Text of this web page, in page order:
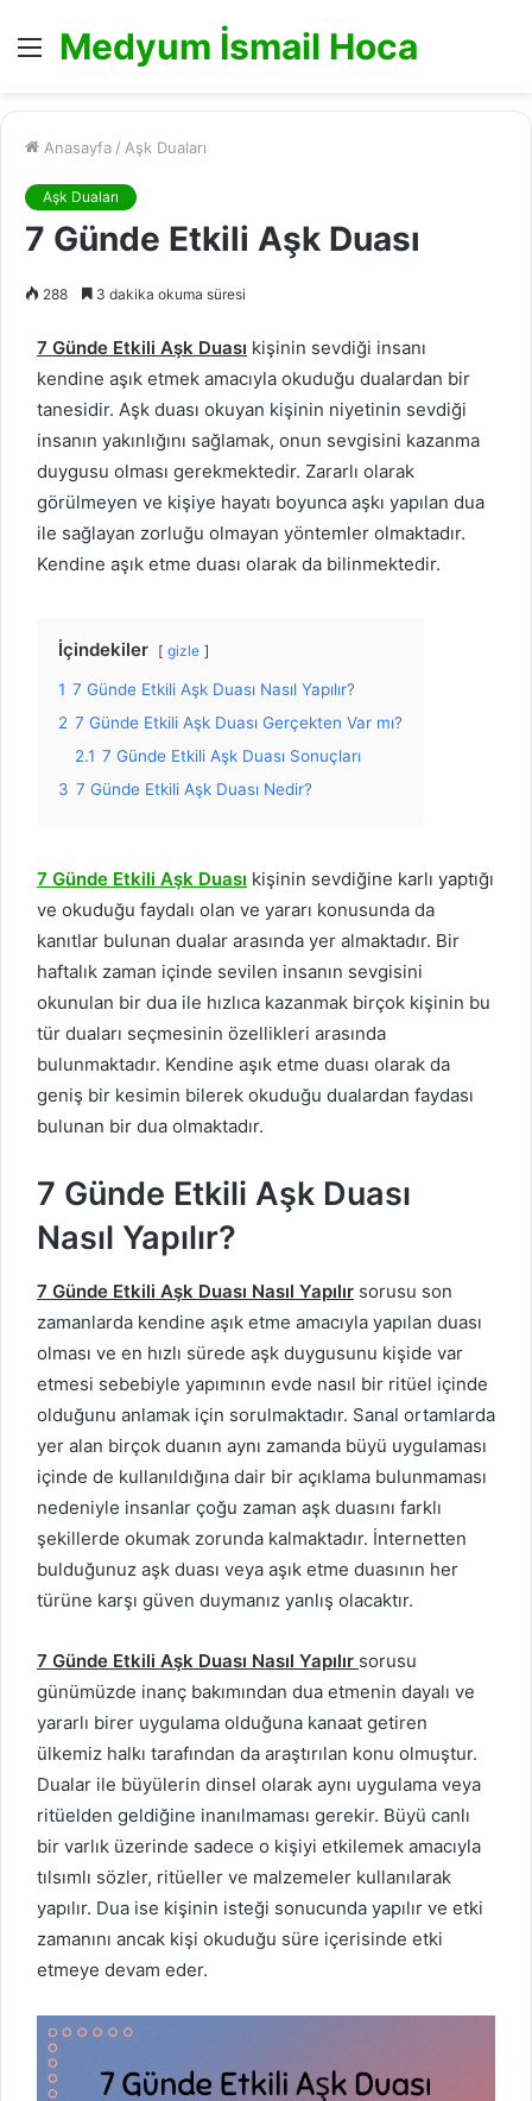
MenüMedyum İsmail Hoca
Anasayfa / Aşk Duaları
Aşk Duaları
7 Günde Etkili Aşk Duası
288 3 dakika okuma süresi
7 Günde Etkili Aşk Duası kişinin sevdiği insanı
kendine aşık etmek amacıyla okuduğu dualardan bir
tanesidir. Aşk duası okuyan kişinin niyetinin sevdiği
insanın yakınlığını sağlamak, onun sevgisini kazanma
duygusu olması gerekmektedir. Zararlı olarak
görülmeyen ve kişiye hayatı boyunca aşkı yapılan dua
ile sağlayan zorluğu olmayan yöntemler olmaktadır.
Kendine aşık etme duası olarak da bilinmektedir.
İçindekiler gizle
1 7 Günde Etkili Aşk Duası Nasıl Yapılır?
2 7 Günde Etkili Aşk Duası Gerçekten Var mı?
2.1 7 Günde Etkili Aşk Duası Sonuçları
3 7 Günde Etkili Aşk Duası Nedir?
7 Günde Etkili Aşk Duası kişinin sevdiğine karlı yaptığı
ve okuduğu faydalı olan ve yararı konusunda da
kanıtlar bulunan dualar arasında yer almaktadır. Bir
haftalık zaman içinde sevilen insanın sevgisini
okunulan bir dua ile hızlıca kazanmak birçok kişinin bu
tür duaları seçmesinin özellikleri arasında
bulunmaktadır. Kendine aşık etme duası olarak da
geniş bir kesimin bilerek okuduğu dualardan faydası
bulunan bir dua olmaktadır.
7 Günde Etkili Aşk Duası
Nasıl Yapılır?
7 Günde Etkili Aşk Duası Nasıl Yapılır sorusu son
zamanlarda kendine aşık etme amacıyla yapılan duası
olması ve en hızlı sürede aşk duygusunu kişide var
etmesi sebebiyle yapımının evde nasıl bir ritüel içinde
olduğunu anlamak için sorulmaktadır. Sanal ortamlarda
yer alan birçok duanın aynı zamanda büyü uygulaması
içinde de kullanıldığına dair bir açıklama bulunmaması
nedeniyle insanlar çoğu zaman aşk duasını farklı
şekillerde okumak zorunda kalmaktadır. İnternetten
bulduğunuz aşk duası veya aşık etme duasının her
türüne karşı güven duymanız yanlış olacaktır.
7 Günde Etkili Aşk Duası Nasıl Yapılır sorusu
günümüzde inanç bakımından dua etmenin dayalı ve
yararlı birer uygulama olduğuna kanaat getiren
ülkemiz halkı tarafından da araştırılan konu olmuştur.
Dualar ile büyülerin dinsel olarak aynı uygulama veya
ritüelden geldiğine inanılmaması gerekir. Büyü canlı
bir varlık üzerinde sadece o kişiyi etkilemek amacıyla
tılsımlı sözler, ritüeller ve malzemeler kullanılarak
yapılır. Dua ise kişinin isteği sonucunda yapılır ve etki
zamanını ancak kişi okuduğu süre içerisinde etki
etmeye devam eder.